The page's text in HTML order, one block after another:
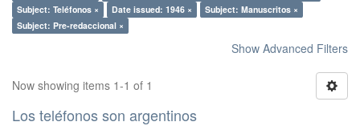
Subject: Teléfonos ×
Date issued: 1946 ×
Subject: Manuscritos ×
Subject: Pre-redaccional ×
Show Advanced Filters
Now showing items 1-1 of 1
Los teléfonos son argentinos